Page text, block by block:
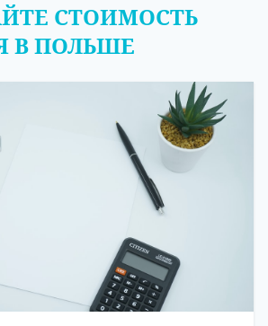
СТОИМОСТЬ
В ПОЛЬШЕ